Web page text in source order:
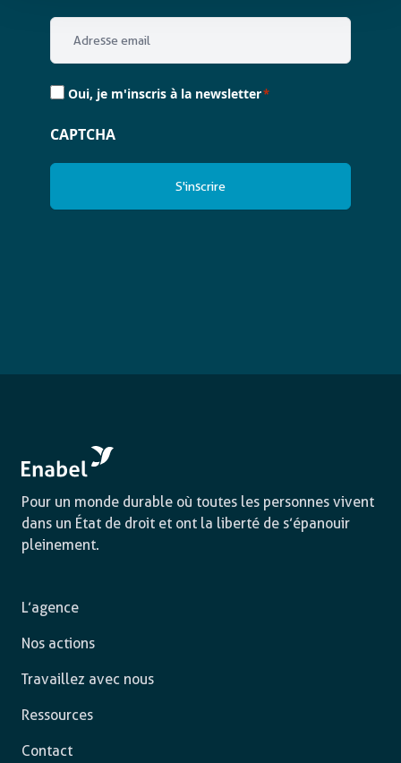
Email
Consent
Oui, je m'inscris à la newsletter*
CAPTCHA
Pour un monde durable où toutes les personnes vivent
dans un État de droit et ont la liberté de s’épanouir
pleinement.
L’agence
Nos actions
Travaillez avec nous
Ressources
Contact